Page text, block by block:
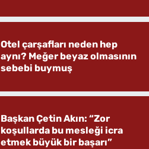
Otel çarşafları neden hep
aynı? Meğer beyaz olmasının
sebebi buymuş
Başkan Çetin Akın: “Zor
koşullarda bu mesleği icra
etmek büyük bir başarı”